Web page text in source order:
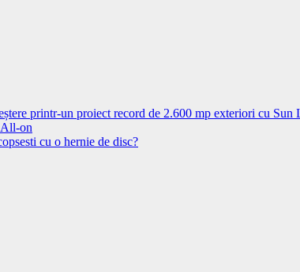
printr-un proiect record de 2.600 mp exteriori cu Sun
All-on
cu o hernie de disc?